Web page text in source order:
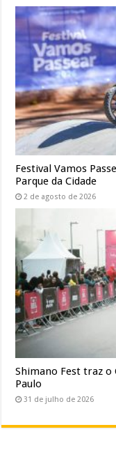
Festival Vamos
Parque da Cidade
2 de agosto de 2026
Shimano Fest traz o
Paulo
31 de julho de 2026